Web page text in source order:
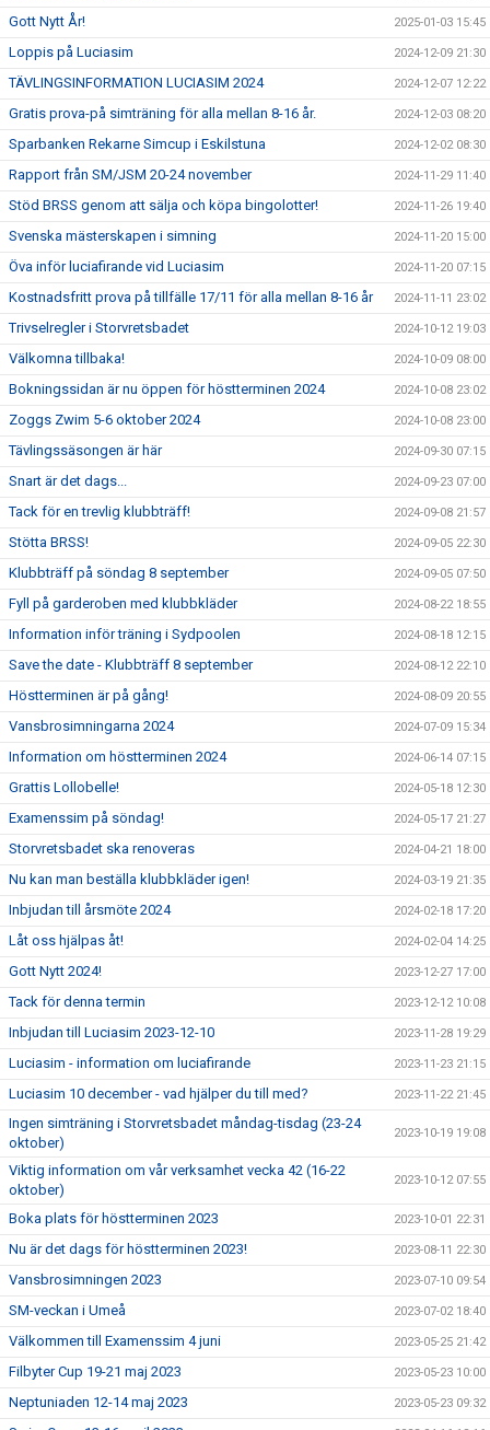
Gott Nytt År! 2025-01-03 15:45
Loppis på Luciasim 2024-12-09 21:30
TÄVLINGSINFORMATION LUCIASIM 2024 2024-12-07 12:22
Gratis prova-på simträning för alla mellan 8-16 år. 2024-12-03 08:20
Sparbanken Rekarne Simcup i Eskilstuna 2024-12-02 08:30
Rapport från SM/JSM 20-24 november 2024-11-29 11:40
Stöd BRSS genom att sälja och köpa bingolotter! 2024-11-26 19:40
Svenska mästerskapen i simning 2024-11-20 15:00
Öva inför luciafirande vid Luciasim 2024-11-20 07:15
Kostnadsfritt prova på tillfälle 17/11 för alla mellan 8-16 år 2024-11-11 23:02
Trivselregler i Storvretsbadet 2024-10-12 19:03
Välkomna tillbaka! 2024-10-09 08:00
Bokningssidan är nu öppen för höstterminen 2024 2024-10-08 23:02
Zoggs Zwim 5-6 oktober 2024 2024-10-08 23:00
Tävlingssäsongen är här 2024-09-30 07:15
Snart är det dags... 2024-09-23 07:00
Tack för en trevlig klubbträff! 2024-09-08 21:57
Stötta BRSS! 2024-09-05 22:30
Klubbträff på söndag 8 september 2024-09-05 07:50
Fyll på garderoben med klubbkläder 2024-08-22 18:55
Information inför träning i Sydpoolen 2024-08-18 12:15
Save the date - Klubbträff 8 september 2024-08-12 22:10
Höstterminen är på gång! 2024-08-09 20:55
Vansbrosimningarna 2024 2024-07-09 15:34
Information om höstterminen 2024 2024-06-14 07:15
Grattis Lollobelle! 2024-05-18 12:30
Examenssim på söndag! 2024-05-17 21:27
Storvretsbadet ska renoveras 2024-04-21 18:00
Nu kan man beställa klubbkläder igen! 2024-03-19 21:35
Inbjudan till årsmöte 2024 2024-02-18 17:20
Låt oss hjälpas åt! 2024-02-04 14:25
Gott Nytt 2024! 2023-12-27 17:00
Tack för denna termin 2023-12-12 10:08
Inbjudan till Luciasim 2023-12-10 2023-11-28 19:29
Luciasim - information om luciafirande 2023-11-23 21:15
Luciasim 10 december - vad hjälper du till med? 2023-11-22 21:45
Ingen simträning i Storvretsbadet måndag-tisdag (23-24
oktober)
2023-10-19 19:08
Viktig information om vår verksamhet vecka 42 (16-22
oktober)
2023-10-12 07:55
Boka plats för höstterminen 2023 2023-10-01 22:31
Nu är det dags för höstterminen 2023! 2023-08-11 22:30
Vansbrosimningen 2023 2023-07-10 09:54
SM-veckan i Umeå 2023-07-02 18:40
Välkommen till Examenssim 4 juni 2023-05-25 21:42
Filbyter Cup 19-21 maj 2023 2023-05-23 10:00
Neptuniaden 12-14 maj 2023 2023-05-23 09:32